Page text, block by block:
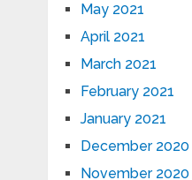
May 2021
April 2021
March 2021
February 2021
January 2021
December 2020
November 2020